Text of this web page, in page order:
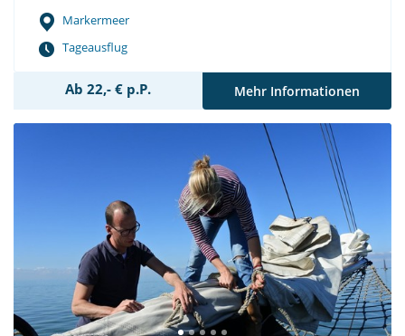
Markermeer
Tageausflug
Ab 22,- € p.P. Mehr Informationen